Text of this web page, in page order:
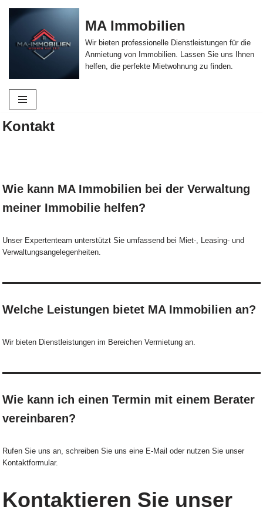
Inhalt
springen
MA Immobilien
Wir bieten professionelle Dienstleistungen für die
Anmietung von Immobilien. Lassen Sie uns Ihnen
helfen, die perfekte Mietwohnung zu finden.
Kontakt
Wie kann MA Immobilien bei der Verwaltung
meiner Immobilie helfen?
Unser Expertenteam unterstützt Sie umfassend bei Miet-, Leasing- und
Verwaltungsangelegenheiten.
Welche Leistungen bietet MA Immobilien an?
Wir bieten Dienstleistungen im Bereichen Vermietung an.
Wie kann ich einen Termin mit einem Berater
vereinbaren?
Rufen Sie uns an, schreiben Sie uns eine E-Mail oder nutzen Sie unser
Kontaktformular.
Kontaktieren Sie unser